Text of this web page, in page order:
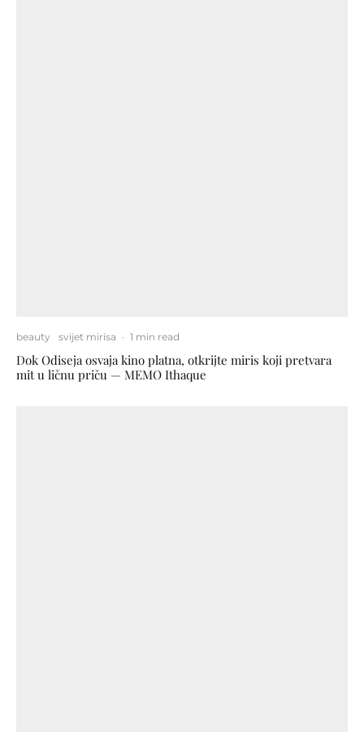
beauty svijet mirisa · 1 min read
Dok Odiseja osvaja kino platna, otkrijte miris koji pretvara
mit u ličnu priču — MEMO Ithaque